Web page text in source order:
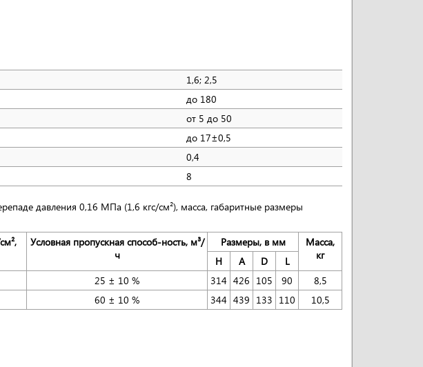
1,6; 2,5
до 180
от 5 до 50
до 17±0,5
0,4
8
давления 0,16 МПа (1,6 кгс/см²), масса, габаритные размеры
Условная пропускная способ-ность, м³/
ч
Размеры, в мм
Масса,
кг
Н А D
L
25 ± 10 % 314 426 105 90
8,5
60 ± 10 % 344 439 133 110 10,5